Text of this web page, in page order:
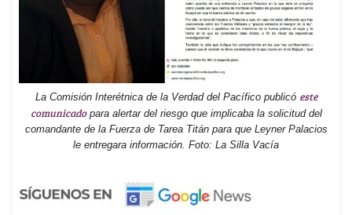
La Comisión Interétnica de la Verdad del Pacífico publicó este
comunicadopara alertar del riesgo que implicaba la solicitud del
comandante de la Fuerza de Tarea Titán para que Leyner Palacios
le entregara información. Foto: La Silla Vacía